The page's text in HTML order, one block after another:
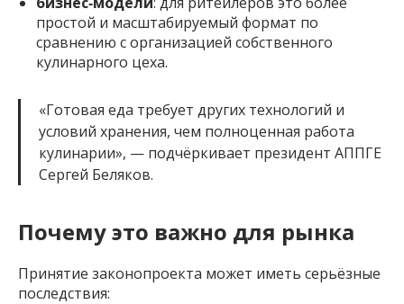
простой и масштабируемый формат по
сравнению с организацией собственного
кулинарного цеха.
«Готовая еда требует других технологий и
условий хранения, чем полноценная работа
кулинарии», — подчёркивает президент АППГЕ
Сергей Беляков.
Почему это важно для рынка
Принятие законопроекта может иметь серьёзные
последствия: